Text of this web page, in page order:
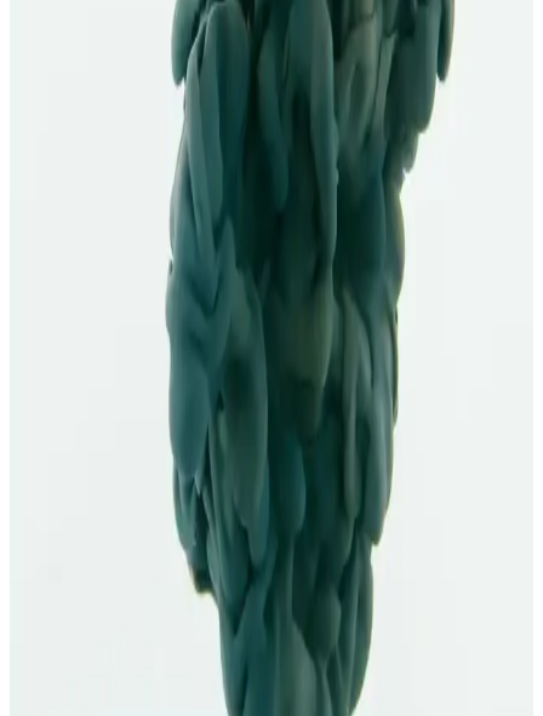
Salisilik Asidin Cilt Üzerindeki Peeling Etkisi ve
Akne, Yağlı Ciltler İçin Faydaları
Salisilik asit, ciltte ölü hücreleri atar, gözenekleri temizler ve akneye
karşı etkilidir. Güneş koruyucu ile kullanımı önemli, uzman
gözetiminde en iyi sonuçlar alınır.
Akneye Uygun Sabunlar: Doğru Ürün Seçimiyle
Cilt Sağlığını Destekleme Rehberi
Akneye eğilimli ciltler için uygun sabunlar, etkili içeriklerle yağ ve
gözenekleri temizler, cilt bariyerini koruyarak sağlıklı bir görünüm
Burun Aknesi ve Kozmetik Bakım: Etkili ve
Güvenilir Yaklaşımlar
Burun bölgesinde görülen akne ve siyah noktalar için uygun ürünler
ve bakım ipuçlarıyla cilt sağlığınızı koruyun, düzenli kullanım ve
doğru uygulama ile görünümünüzü iyileştirin.
Yağlı ve Akne Eğilimli Ciltler İçin Etkili Günlük
Bakım Yöntemleri ve Ürün Seçenekleri
Yağlı ve akne eğilimli ciltler için uygun ürünler ve günlük bakım
rutini ile cilt sağlığını koruma ve sorunları azaltma yolları. Doğru
ürün seçimi ve düzenli kullanım önemli.
La Roche-Posay Effaclar Peeling Etkili Leke Karşıtı
Serum Özellikleri ve Cilt Faydaları